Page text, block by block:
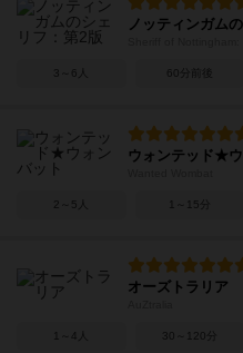
ノッティンガム
3～6人 60分前後
ウォンテッド★
2～5人 1～15分
オーズトラリア
1～4人 30～120分